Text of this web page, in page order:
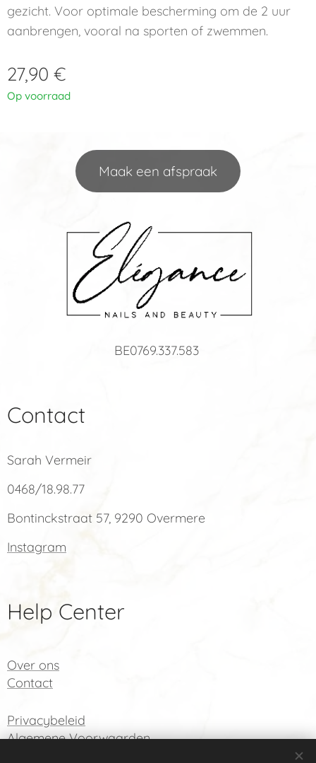
gezicht. Voor optimale bescherming om de 2 uur
aanbrengen, vooral na sporten of zwemmen.
27,90 €
Op voorraad
Maak een afspraak
BE0769.337.583
Contact
Sarah Vermeir
0468/18.98.77
Bontinckstraat 57, 9290 Overmere
Instagram
Help Center
Over ons
Contact
Privacybeleid
Algemene Voorwaarden